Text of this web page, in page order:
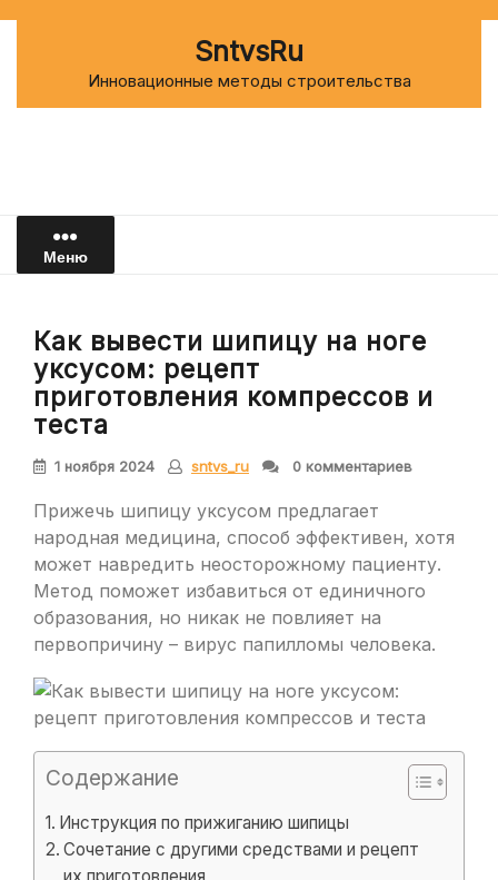
SntvsRu
Инновационные методы строительства
Меню
Как вывести шипицу на ноге
уксусом: рецепт
приготовления компрессов и
теста
1 ноября 2024 sntvs_ru 0 комментариев
Прижечь шипицу уксусом предлагает
народная медицина, способ эффективен, хотя
может навредить неосторожному пациенту.
Метод поможет избавиться от единичного
образования, но никак не повлияет на
первопричину – вирус папилломы человека.
Содержание
Инструкция по прижиганию шипицы
Сочетание с другими средствами и рецепт